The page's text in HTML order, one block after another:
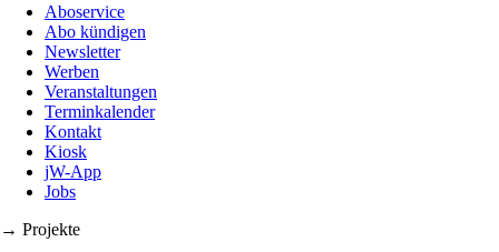
Aboservice
Abo kündigen
Newsletter
Werben
Veranstaltungen
Terminkalender
Kontakt
Kiosk
jW-App
Jobs
→ Projekte